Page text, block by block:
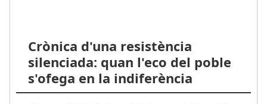
Crònica d'una resistència
silenciada: quan l'eco del poble
s'ofega en la indiferència